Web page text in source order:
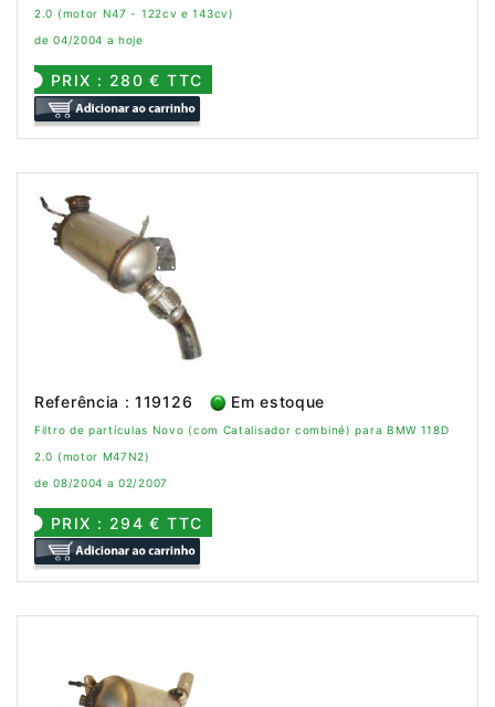
2.0 (motor N47 - 122cv e 143cv)
de 04/2004 a hoje
PRIX : 280 € TTC
Referência : 119126 Em estoque
Filtro de partículas Novo (com Catalisador combiné) para BMW 118D
2.0 (motor M47N2)
de 08/2004 a 02/2007
PRIX : 294 € TTC